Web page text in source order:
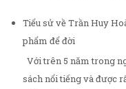
Tiểu sử về Trần Huy
phẩm để đời
Với trên 5 năm trong
sách nổi tiếng và được